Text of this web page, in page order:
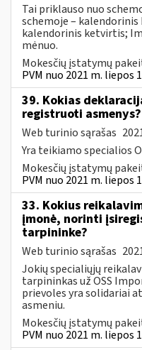
Tai priklauso nuo
schemoje – kalendorinis
kalendorinis ketvirtis;
mėnuo.
Mokesčių įstatymų
PVM nuo 2021 m. liepos
39. Kokias
registruoti asmenys?
Web turinio sąrašas
Yra teikiamo specialios
Mokesčių įstatymų
PVM nuo 2021 m. liepos
33. Kokius
įmonė, norinti
tarpininke?
Web turinio sąrašas
Jokių specialiųjų
tarpininkas už OSS
prievoles yra solidariai
asmeniu.
Mokesčių įstatymų
PVM nuo 2021 m. liepos